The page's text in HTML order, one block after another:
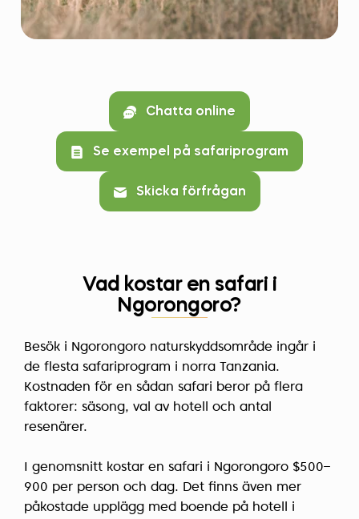
Chatta online
Se exempel på safariprogram
Skicka förfrågan
Vad kostar en safari i
Ngorongoro?
Besök i Ngorongoro naturskyddsområde ingår i
de flesta safariprogram i norra Tanzania.
Kostnaden för en sådan safari beror på flera
faktorer: säsong, val av hotell och antal
resenärer.
I genomsnitt kostar en safari i Ngorongoro $500–
900 per person och dag. Det finns även mer
påkostade upplägg med boende på hotell i